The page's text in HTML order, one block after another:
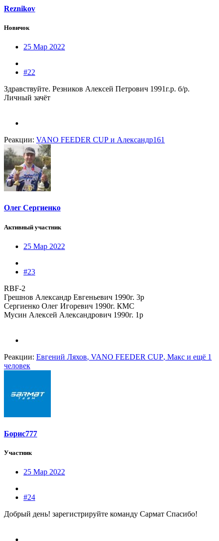
Reznikov
Новичок
25 Мар 2022
#22
Здравствуйте. Резников Алексей Петрович 1991г.р. б/р.
Личный зачёт
Реакции: VANO FEEDER CUP и Александр161
Олег Сергиенко
Активный участник
25 Мар 2022
#23
RBF-2
Грешнов Александр Евгеньевич 1990г. 3р
Сергиенко Олег Игоревич 1990г. КМС
Мусин Алексей Александрович 1990г. 1р
Реакции: Евгений Ляхов, VANO FEEDER CUP, Макс и ещё 1
человек
Борис777
Участник
25 Мар 2022
#24
Добрый день! зарегистрируйте команду Сармат Спасибо!